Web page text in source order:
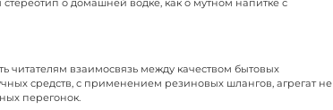
о домашней водке, как о мутном напитке с
читателям взаимосвязь между качеством бытовых
средств, с применением резиновых шлангов, агрегат не
перегонок.